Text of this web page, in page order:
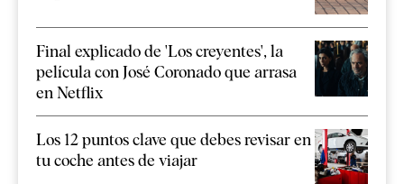
Final explicado de 'Los creyentes', la
película con José Coronado que arrasa
en Netflix
Los 12 puntos clave que debes revisar en
tu coche antes de viajar